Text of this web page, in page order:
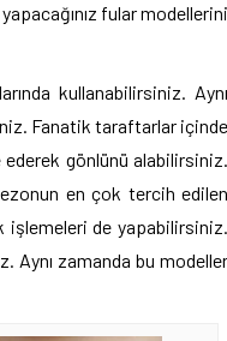
fular modellerini
kullanabilirsiniz. Aynı
Fanatik taraftarlar içinde
gönlünü alabilirsiniz.
en çok tercih edilen
işlemeleri de yapabilirsiniz.
Aynı zamanda bu modeller